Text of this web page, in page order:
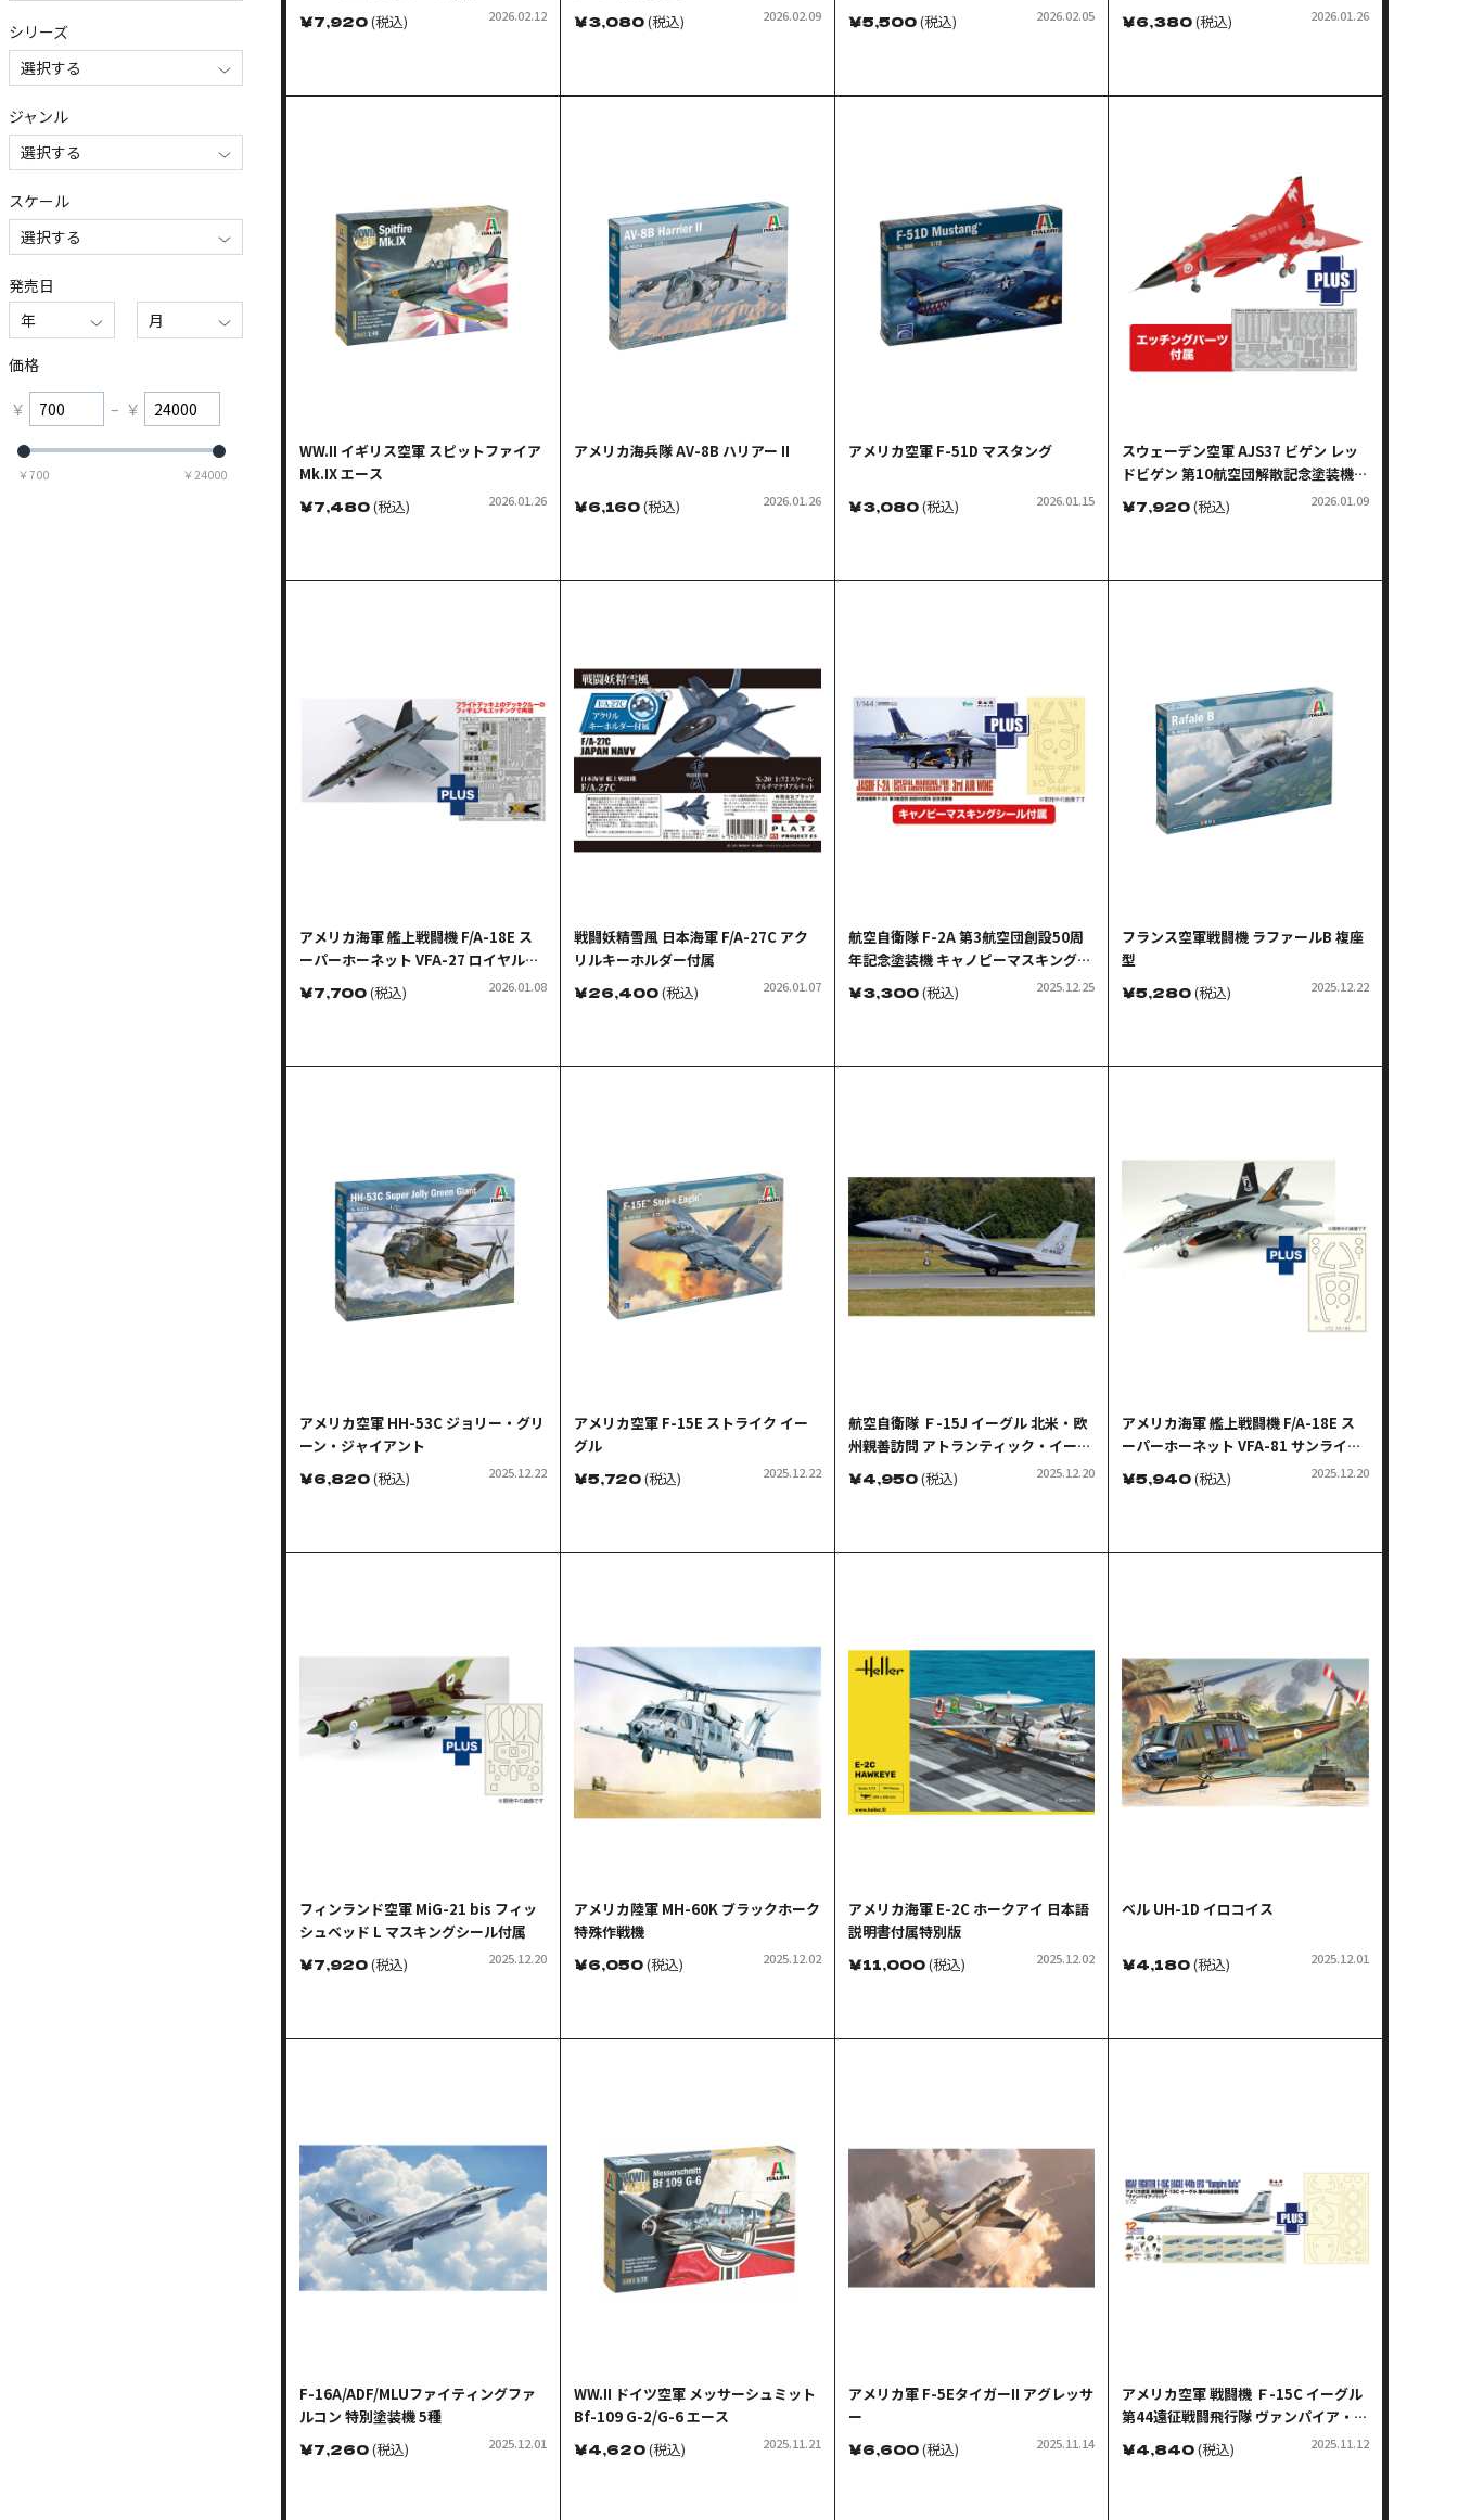
シリーズ
選択する
ジャンル
選択する
スケール
選択する
発売日
年
月
価格
￥ – ￥
￥700 ￥24000
￥7,920(税込) 2026.02.12
￥3,080(税込) 2026.02.09 ￥5,500(税込) 2026.02.05
￥6,380(税込) 2026.01.26
WW.II イギリス空軍 スピットファイア
Mk.IX エース
￥7,480(税込) 2026.01.26
アメリカ海兵隊 AV-8B ハリアー II
￥6,160(税込) 2026.01.26
アメリカ空軍 F-51D マスタング
￥3,080(税込) 2026.01.15
スウェーデン空軍 AJS37 ビゲン レッ
ドビゲン 第10航空団解散記念塗装機
エッチングパーツ付属
￥7,920(税込) 2026.01.09
アメリカ海軍 艦上戦闘機 F/A-18E ス
ーパーホーネット VFA-27 ロイヤルメ
イセス 2024 ディテールアップ用エッ
チングパーツ付属
￥7,700(税込) 2026.01.08
戦闘妖精雪風 日本海軍 F/A-27C アク
リルキーホルダー付属
￥26,400(税込) 2026.01.07
航空自衛隊 F-2A 第3航空団創設50周
年記念塗装機 キャノピーマスキングシ
ール付属
￥3,300(税込) 2025.12.25
フランス空軍戦闘機 ラファールB 複座
型
￥5,280(税込) 2025.12.22
アメリカ空軍 HH-53C ジョリー・グリ
ーン・ジャイアント
￥6,820(税込) 2025.12.22
アメリカ空軍 F-15E ストライク イー
グル
￥5,720(税込) 2025.12.22
航空自衛隊 Ｆ-15J イーグル 北米・欧
州親善訪問 アトランティック・イーグ
￥4,950(税込) 2025.12.20
アメリカ海軍 艦上戦闘機 F/A-18E ス
ーパーホーネット VFA-81 サンライナ
ーズ マスキングシール付属
￥5,940(税込) 2025.12.20
フィンランド空軍 MiG-21 bis フィッ
シュベッド L マスキングシール付属
￥7,920(税込) 2025.12.20
アメリカ陸軍 MH-60K ブラックホーク
特殊作戦機
￥6,050(税込) 2025.12.02
アメリカ海軍 E-2C ホークアイ 日本語
説明書付属特別版
￥11,000(税込) 2025.12.02
ベル UH-1D イロコイス
￥4,180(税込) 2025.12.01
F-16A/ADF/MLUファイティングファ
ルコン 特別塗装機 5種
￥7,260(税込) 2025.12.01
WW.II ドイツ空軍 メッサーシュミット
Bf-109 G-2/G-6 エース
￥4,620(税込) 2025.11.21
アメリカ軍 F-5EタイガーII アグレッサ
ー
￥6,600(税込) 2025.11.14
アメリカ空軍 戦闘機 Ｆ-15C イーグル
第44遠征戦闘飛行隊 ヴァンパイア・バ
ッツ マスキングシート付属
￥4,840(税込) 2025.11.12